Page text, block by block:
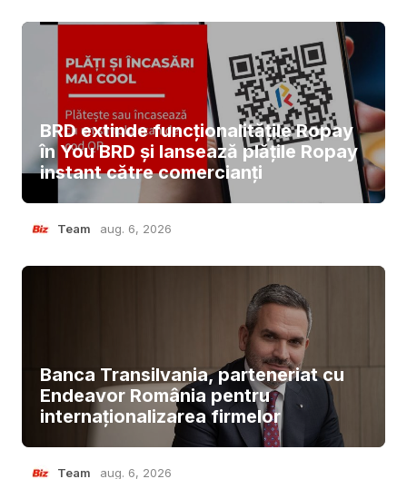
BRD extinde funcționalitățile Ropay
în You BRD și lansează plățile Ropay
instant către comercianți
Team aug. 6, 2026
Banca Transilvania, parteneriat cu
Endeavor România pentru
internaționalizarea firmelor
Team aug. 6, 2026